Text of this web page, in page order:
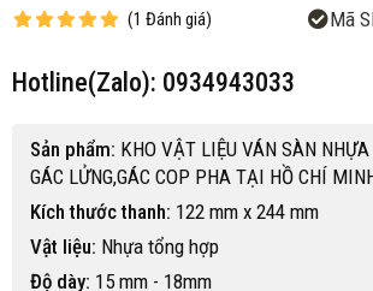
(1 Đánh giá) Mã
Hotline(Zalo): 0934943033
Sản phẩm: KHO VẬT LIỆU VÁN SÀN
GÁC LỬNG,GÁC COP PHA TẠI HỒ CHÍ
Kích thước thanh: 122 mm x 244 mm
Vật liệu: Nhựa tổng hợp
Độ dày: 15 mm - 18mm